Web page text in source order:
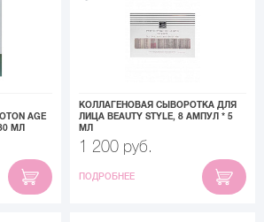
AGE
МЛ
КОЛЛАГЕНОВАЯ СЫВОРОТКА ДЛЯ
ЛИЦА BEAUTY STYLE, 8 АМПУЛ * 5
МЛ
1 200 руб.
ПОДРОБНЕЕ